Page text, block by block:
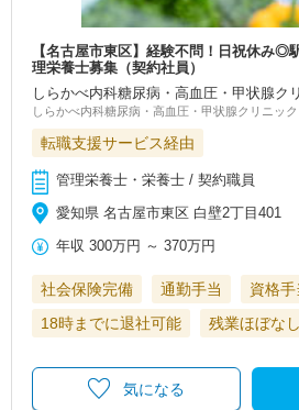
【名古屋市東区】経験不問！日祝休み◎
理栄養士募集（契約社員）
しらかべ内科糖尿病・高血圧・甲状腺ク
しらかべ内科糖尿病・高血圧・甲状腺クリニック
転職支援サービス経由
管理栄養士・栄養士 / 契約職員
愛知県 名古屋市東区 白壁2丁目401
年収 300万円 ～370万円
社会保険完備 通勤手当
資格手
18時までに退社可能
残業ほぼなし
気になる